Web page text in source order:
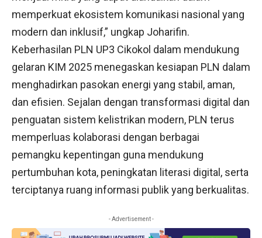
memperkuat ekosistem komunikasi nasional yang
modern dan inklusif,” ungkap Joharifin.
Keberhasilan PLN UP3 Cikokol dalam mendukung
gelaran KIM 2025 menegaskan kesiapan PLN dalam
menghadirkan pasokan energi yang stabil, aman,
dan efisien. Sejalan dengan transformasi digital dan
penguatan sistem kelistrikan modern, PLN terus
memperluas kolaborasi dengan berbagai
pemangku kepentingan guna mendukung
pertumbuhan kota, peningkatan literasi digital, serta
terciptanya ruang informasi publik yang berkualitas.
- Advertisement -